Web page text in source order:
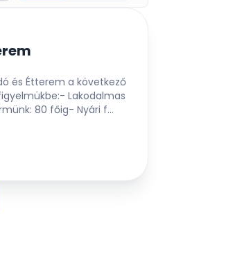
és Étterem a következő
Lakodalmas
80 főig- Nyári f...